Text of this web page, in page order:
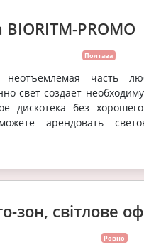
PROMO
Полтава
часть
свет создает
дискотека без
арендовать
зон, cвітлове
Ровно